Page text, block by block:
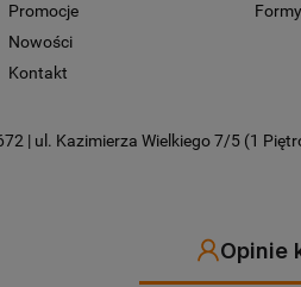
Promocje
Nowości
Kontakt
| ul. Kazimierza Wielkiego 7/5 (1
Opinie